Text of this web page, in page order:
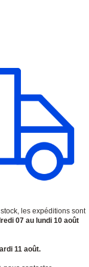
du 07 au 10 août